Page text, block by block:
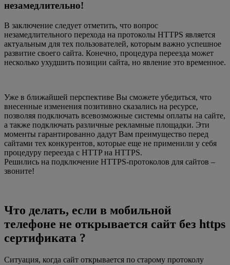
незамедлительно!
В заключение следует отметить, что вопрос
незамедлительного перехода на протоколы HTTPS является
актуальным для тех пользователей, которым важно успешное
развитие своего сайта. Конечно, процедура переезда может
несколько ухудшить позиции сайта, но явление это временное.
Уже в ближайшей перспективе Вы сможете убедиться, что
внесенные изменения позитивно сказались на ресурсе,
позволяя подключать всевозможные системы оплаты на сайте,
а также подключать различные рекламные площадки. Эти
моменты гарантированно дадут Вам преимущество перед
сайтами тех конкурентов, которые еще не применили у себя
процедуру переезда с HTTP на HTTPS.
Решились на подключение HTTPS-протоколов для сайтов –
звоните!
Что делать, если в мобильной
телефоне не открывается сайт без https
сертификата ?
Ситуация, когда сайт открывается по старому протоколу